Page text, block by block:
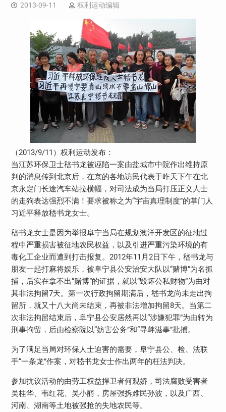
2013-09-11 权利运动编辑
（2013/9/11）权利运动发布：
当江苏环保卫士嵇书龙被诬陷一案由盐城市中院作出维持原
判的消息传到北京后，在京的各地访民代表于昨天下午在北
京永定门长途汽车站拉横幅，对司法成为当局打压正义人士
的走狗表达强烈不满！要求被称之为“宇宙真理制度”的掌门人
习近平释放嵇书龙女士。
嵇书龙女士是因为举报阜宁当局在规划澳洋开发区的征地过
程中严重损害被征地农民权益，以及引进严重污染环境的有
毒化工企业而遭到打击报复。2012年11月2日下午，嵇书龙与
朋友一起打麻将娱乐，被阜宁县公安治安大队以“赌博”为名抓
捕，后实在拿不出“赌博”的证据，就以“毁坏公私财物”为由对
其非法拘留7天。第一次行政拘留期满后，嵇书龙尚未走出拘
留所，就又十八大尚未结束，再被非法增加拘留8天。当第二
次非法拘留结束后，阜宁县公安居然再以“涉嫌犯罪”为由转为
刑事拘留，后由检察院以“妨害公务”和“寻衅滋事”批捕。
为了满足当局对环保人士迫害的需要，阜宁县公、检、法联
手“一条龙”作案，对嵇书龙女士作出两年的枉法判决。
参加抗议活动的由劳工权益捍卫者何观娇，司法腐败受害者
吴桂华、韦红花、吴小丽，房屋强拆难民孙波，以及广西、
河南、湖南等土地被强抢的失地农民等。